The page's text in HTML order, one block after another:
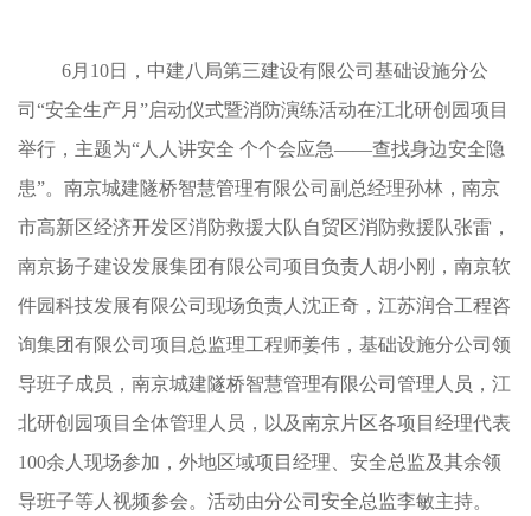
6月10日，中建八局第三建设有限公司基础设施分公
司“安全生产月”启动仪式暨消防演练活动在江北研创园项目
举行，主题为“人人讲安全 个个会应急——查找身边安全隐
患”。南京城建隧桥智慧管理有限公司副总经理孙林，南京
市高新区经济开发区消防救援大队自贸区消防救援队张雷，
南京扬子建设发展集团有限公司项目负责人胡小刚，南京软
件园科技发展有限公司现场负责人沈正奇，江苏润合工程咨
询集团有限公司项目总监理工程师姜伟，基础设施分公司领
导班子成员，南京城建隧桥智慧管理有限公司管理人员，江
北研创园项目全体管理人员，以及南京片区各项目经理代表
100余人现场参加，外地区域项目经理、安全总监及其余领
导班子等人视频参会。活动由分公司安全总监李敏主持。